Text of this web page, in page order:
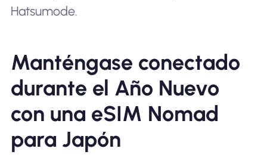
Hatsumode.
Manténgase conectado
durante el Año Nuevo
con una eSIM Nomad
para Japón